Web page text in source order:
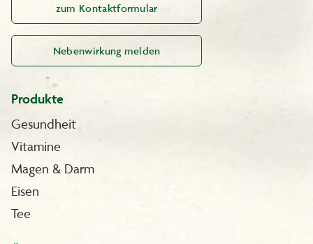
zum Kontaktformular
Nebenwirkung melden
Produkte
Gesundheit
Vitamine
Magen & Darm
Eisen
Tee